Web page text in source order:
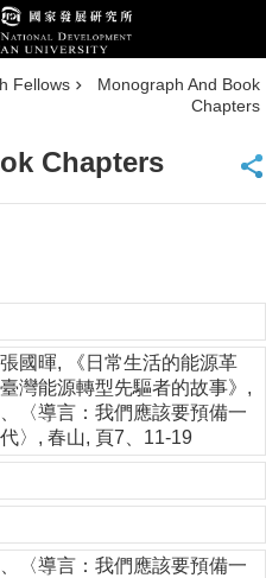
Fellows
Monograph And Book
Chapters
Chapters
國暉, 《日常生活的能源革
灣能源轉型先驅者的故事》,
、〈導言：我們應該要預備一
〉, 春山, 頁7、11-19
、〈導言：我們應該要預備一